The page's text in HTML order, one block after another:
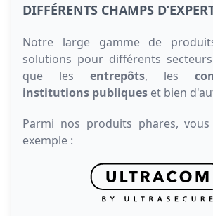
DIFFÉRENTS CHAMPS
Notre large gamme de
solutions pour différents
que les entrepôts, les
institutions publiques et bien
Parmi nos produits phares,
exemple :